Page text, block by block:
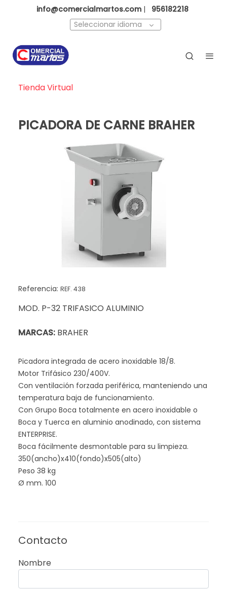
info@comercialmartos.com |
956182218
Seleccionar idioma
Tienda Virtual
PICADORA DE CARNE BRAHER
Referencia: REF. 438
MOD. P-32 TRIFASICO ALUMINIO
MARCAS: BRAHER
Picadora integrada de acero inoxidable 18/8.
Motor Trifásico 230/400V.
Con ventilación forzada periférica, manteniendo una
temperatura baja de funcionamiento.
Con Grupo Boca totalmente en acero inoxidable o
Boca y Tuerca en aluminio anodinado, con sistema
ENTERPRISE.
Boca fácilmente desmontable para su limpieza.
350(ancho)x410(fondo)x505(alto)
Peso 38 kg
Ø mm. 100
Contacto
Nombre